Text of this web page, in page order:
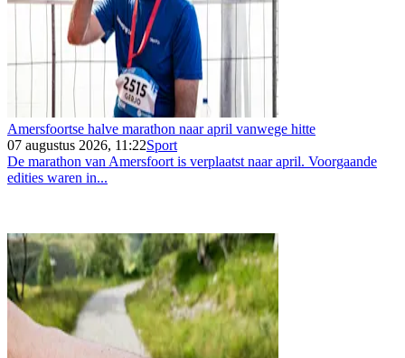
Amersfoortse halve marathon naar april vanwege hitte
07 augustus 2026, 11:22Sport
De marathon van Amersfoort is verplaatst naar april. Voorgaande
edities waren in...